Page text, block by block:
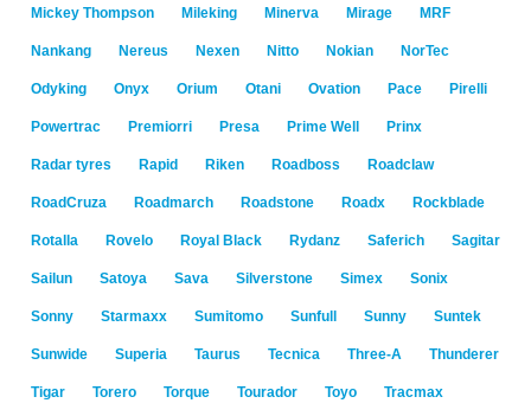
Mickey Thompson Mileking Minerva Mirage MRF
Nankang Nereus Nexen Nitto Nokian NorTec
Odyking Onyx Orium Otani Ovation Pace Pirelli
Powertrac Premiorri Presa Prime Well Prinx
Radar tyres Rapid Riken Roadboss Roadclaw
RoadCruza Roadmarch Roadstone Roadx Rockblade
Rotalla Rovelo Royal Black Rydanz Saferich Sagitar
Sailun Satoya Sava Silverstone Simex Sonix
Sonny Starmaxx Sumitomo Sunfull Sunny Suntek
Sunwide Superia Taurus Tecnica Three-A Thunderer
Tigar Torero Torque Tourador Toyo Tracmax